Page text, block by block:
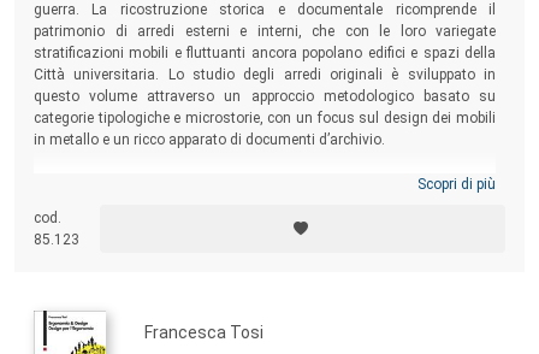
guerra. La ricostruzione storica e documentale ricomprende il
patrimonio di arredi esterni e interni, che con le loro variegate
stratificazioni mobili e fluttuanti ancora popolano edifici e spazi della
Città universitaria. Lo studio degli arredi originali è sviluppato in
questo volume attraverso un approccio metodologico basato su
categorie tipologiche e microstorie, con un focus sul design dei mobili
in metallo e un ricco apparato di documenti d’archivio.
Scopri di più
cod.
85.123
Francesca Tosi